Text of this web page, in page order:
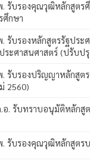
. รับรองคุณวุฒิหลักสูตร
ศึกษา
. รับรองหลักสูตรรัฐปร
ระศาสนศาสตร์ (ปรับป
. รับรองปริญญาหลักสูต
2560)
.อ. รับทราบอนุมัติหลัก
. รับรองคุณวุฒิหลักสูตร